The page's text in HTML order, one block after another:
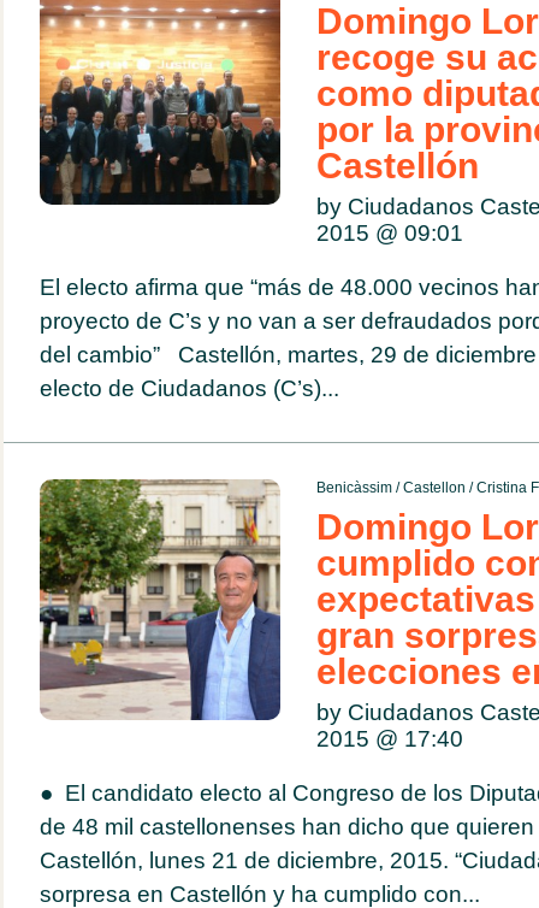
Domingo
recoge su
como
por la
Castellón
by Ciudadanos
2015 @ 09:01
El electo afirma que “más de 48.000 vecinos
proyecto de C’s y no van a ser defraudados
del cambio” Castellón, martes, 29 de
electo de Ciudadanos (C’s)...
Benicàssim/Castellon /Cristina
Domingo
cumplido
gran
elecciones
by Ciudadanos
2015 @ 17:40
● El candidato electo al Congreso de los
de 48 mil castellonenses han dicho que
Castellón, lunes 21 de diciembre, 2015.
sorpresa en Castellón y ha cumplido con...